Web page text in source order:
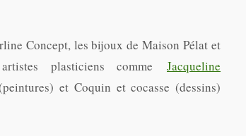
Concept, les bijoux de Maison Pélat et
plasticiens comme Jacqueline
et Coquin et cocasse (dessins)